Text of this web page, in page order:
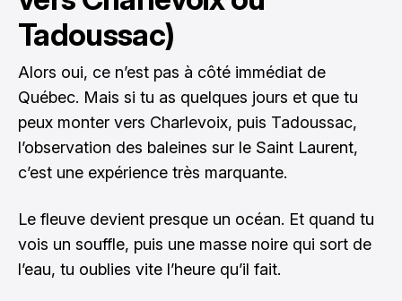
Tadoussac)
Alors oui, ce n’est pas à côté immédiat de
Québec. Mais si tu as quelques jours et que tu
peux monter vers Charlevoix, puis Tadoussac,
l’observation des baleines sur le Saint Laurent,
c’est une expérience très marquante.
Le fleuve devient presque un océan. Et quand tu
vois un souffle, puis une masse noire qui sort de
l’eau, tu oublies vite l’heure qu’il fait.